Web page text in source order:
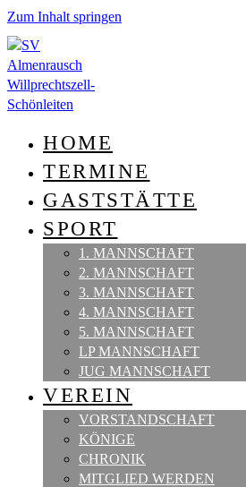
Zum Inhalt springen
HOME
TERMINE
GASTSTÄTTE
SPORT
1. MANNSCHAFT
2. MANNSCHAFT
3. MANNSCHAFT
4. MANNSCHAFT
5. MANNSCHAFT
LP MANNSCHAFT
JUG MANNSCHAFT
VEREIN
VORSTANDSCHAFT
KÖNIGE
CHRONIK
MITGLIED WERDEN